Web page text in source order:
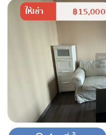
ให้เช่า ฿15,000